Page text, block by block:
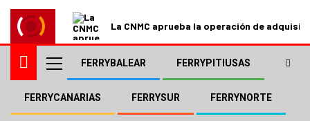
La CNMC aprueba la operación de
FERRYBALEAR FERRYPITIUSAS
FERRYCANARIAS FERRYSUR FERRYNORTE